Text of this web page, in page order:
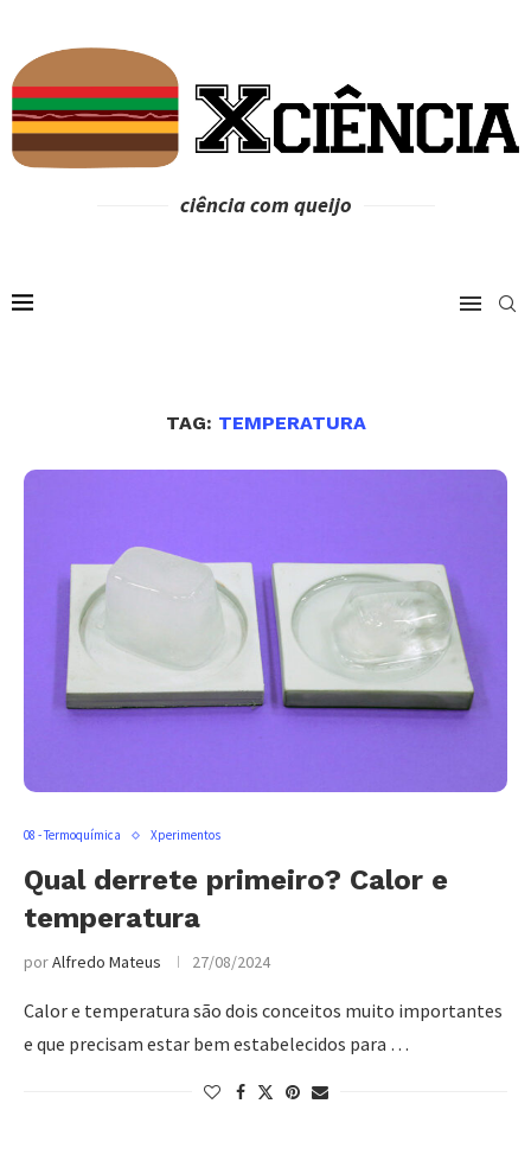
ciência com queijo
TAG: TEMPERATURA
08 - Termoquímica Xperimentos
Qual derrete primeiro? Calor e
temperatura
porAlfredo Mateus 27/08/2024
Calor e temperatura são dois conceitos muito importantes
e que precisam estar bem estabelecidos para …